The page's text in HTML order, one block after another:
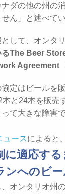
ダの他の州の
ん」と述べてい
して、オンタ
The Beer
Agreement
定はビールを
本と24本を販売
て大きな障害
ュースによると、
に適応す
ンへのビ
オンタリオ州